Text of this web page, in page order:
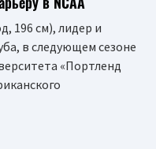
196 см), лидер и
в следующем сезоне
«Портленд